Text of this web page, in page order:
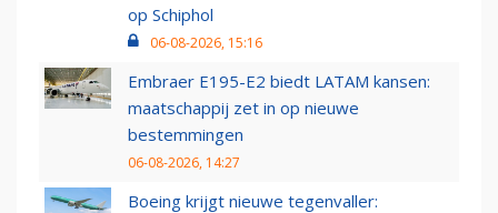
op Schiphol
06-08-2026, 15:16
Embraer E195-E2 biedt LATAM kansen:
maatschappij zet in op nieuwe
bestemmingen
06-08-2026, 14:27
Boeing krijgt nieuwe tegenvaller: